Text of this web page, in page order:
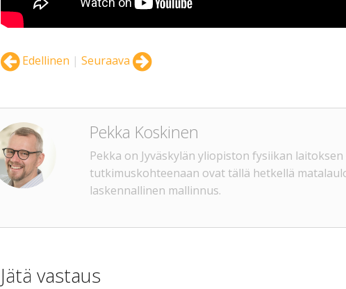
Edellinen | Seuraava
Pekka Koskinen
Pekka on Jyväskylän yliopiston fysiikan
tutkimuskohteenaan ovat tällä hetkellä
laskennallinen mallinnus.
Jätä vastaus